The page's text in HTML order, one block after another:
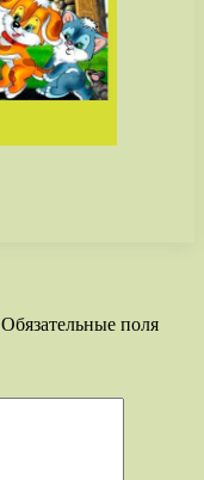
Обязательные поля